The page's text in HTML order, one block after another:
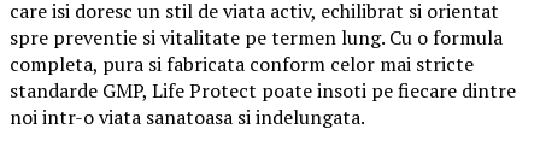
care isi doresc un stil de viata activ, echilibrat si orientat
spre preventie si vitalitate pe termen lung. Cu o formula
completa, pura si fabricata conform celor mai stricte
standarde GMP, Life Protect poate insoti pe fiecare dintre
noi intr-o viata sanatoasa si indelungata.